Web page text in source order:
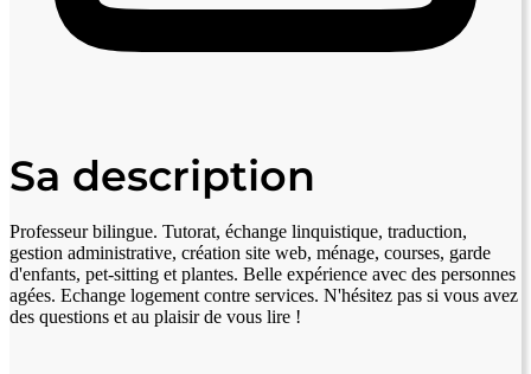
Sa description
Professeur bilingue. Tutorat, échange linquistique, traduction,
gestion administrative, création site web, ménage, courses, garde
d'enfants, pet-sitting et plantes. Belle expérience avec des personnes
agées. Echange logement contre services. N'hésitez pas si vous avez
des questions et au plaisir de vous lire !